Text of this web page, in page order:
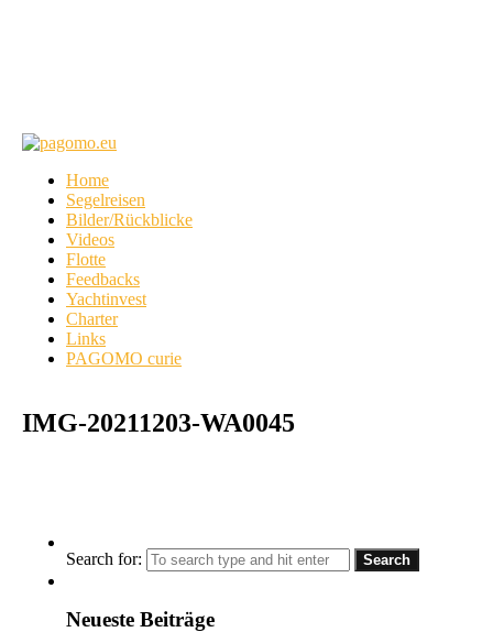
Home
Segelreisen
Bilder/Rückblicke
Videos
Flotte
Feedbacks
Yachtinvest
Charter
Links
PAGOMO curie
IMG-20211203-WA0045
Search for:
Neueste Beiträge